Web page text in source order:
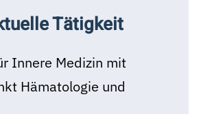
Tätigkeit
Innere Medizin mit
Hämatologie und